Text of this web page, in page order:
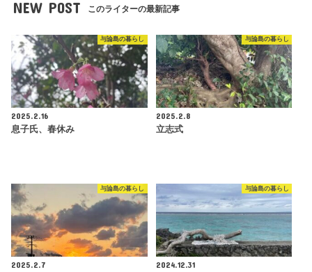
NEW POST このライターの最新記事
与論島の暮らし
2025.2.16
息子氏、春休み
与論島の暮らし
2025.2.8
立志式
与論島の暮らし
2025.2.7
与論島の暮らし
2024.12.31